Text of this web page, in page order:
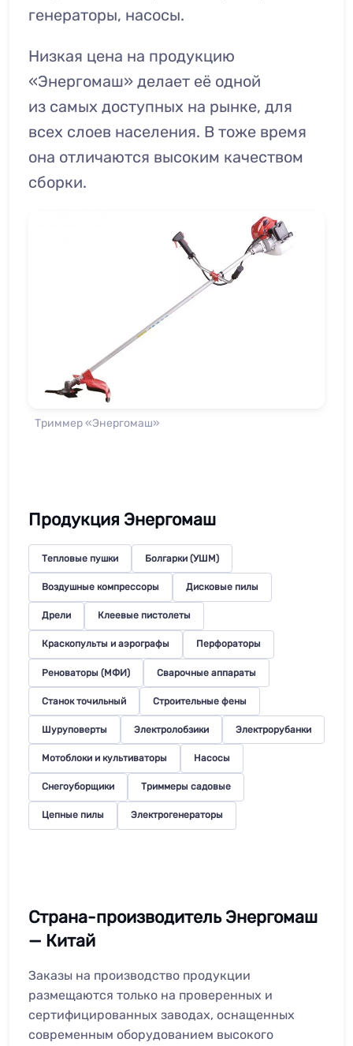
генераторы, насосы.
Низкая цена на продукцию
«Энергомаш» делает её одной
из самых доступных на рынке, для
всех слоев населения. В тоже время
она отличаются высоким качеством
сборки.
Триммер «Энергомаш»
Продукция Энергомаш
Тепловые пушки Болгарки (УШМ)
Воздушные компрессоры Дисковые пилы
Дрели Клеевые пистолеты
Краскопульты и аэрографы Перфораторы
Реноваторы (МФИ) Сварочные аппараты
Станок точильный Строительные фены
Шуруповерты Электролобзики Электрорубанки
Мотоблоки и культиваторы Насосы
Снегоуборщики Триммеры садовые
Цепные пилы Электрогенераторы
Страна-производитель Энергомаш
— Китай
Заказы на производство продукции
размещаются только на проверенных и
сертифицированных заводах, оснащенных
современным оборудованием высокого